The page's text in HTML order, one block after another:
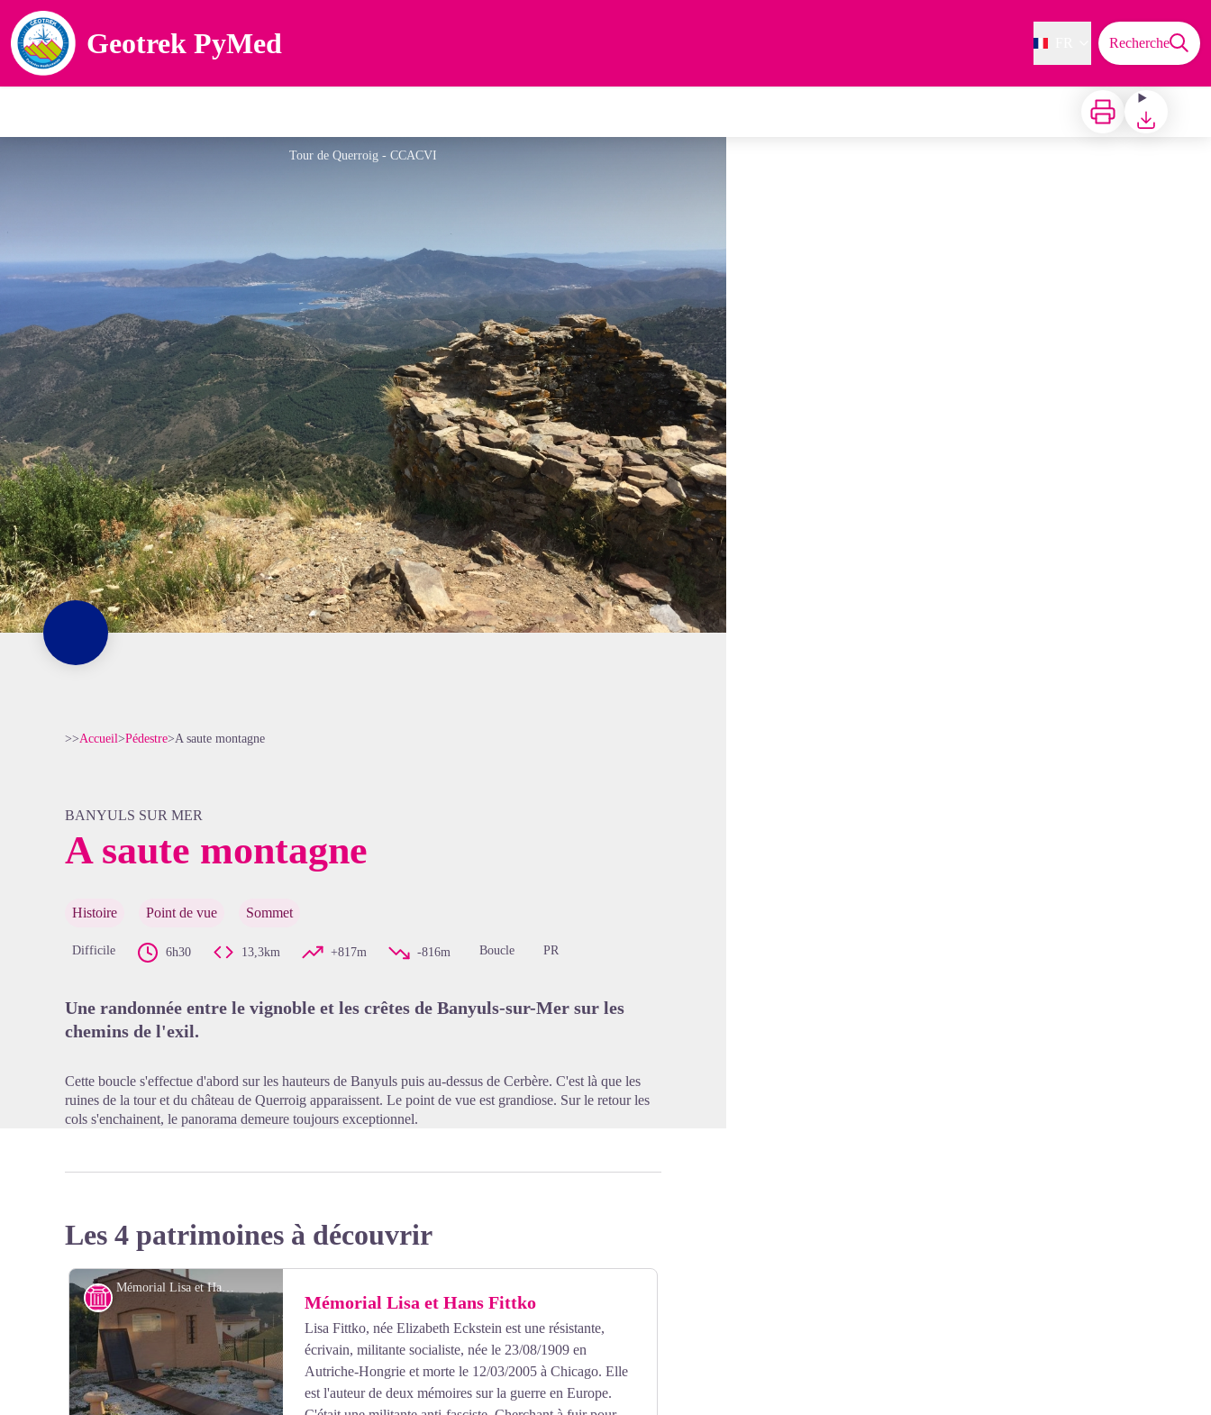
Geotrek PyMed Recherche
Imprimer Télécharger
Tour de Querroig - CCACVI
>>Accueil>Pédestre>A saute montagne
BANYULS SUR MER
A saute montagne
Histoire Point de vue Sommet
Difficile 6h30 13,3km +817m -816m Boucle PR
Une randonnée entre le vignoble et les crêtes de Banyuls-sur-Mer sur les
chemins de l'exil.
Cette boucle s'effectue d'abord sur les hauteurs de Banyuls puis au-dessus de Cerbère. C'est là que les
ruines de la tour et du château de Querroig apparaissent. Le point de vue est grandiose. Sur le retour les
cols s'enchainent, le panorama demeure toujours exceptionnel.
Les 4 patrimoines à découvrir
Mémorial Lisa et Hans Fittko - Elisabeth Coste
Histoire Mémorial Lisa et Hans Fittko
Lisa Fittko, née Elizabeth Eckstein est une résistante,
écrivain, militante socialiste, née le 23/08/1909 en
Autriche-Hongrie et morte le 12/03/2005 à Chicago. Elle
est l'auteur de deux mémoires sur la guerre en Europe.